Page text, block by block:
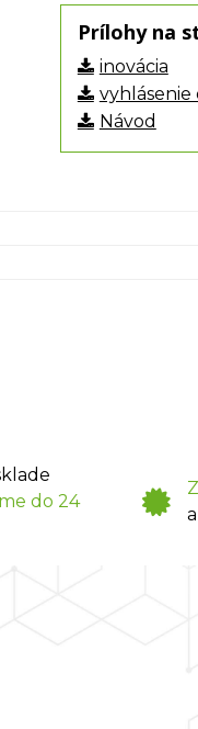
Prílohy na
inovácia
vyhlásenie
Návod
do 24